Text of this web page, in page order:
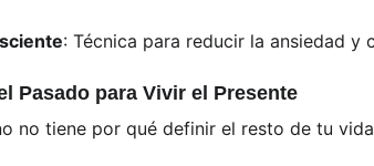
: Técnica para reducir la ansiedad y
Pasado para Vivir el Presente
no tiene por qué definir el resto de tu